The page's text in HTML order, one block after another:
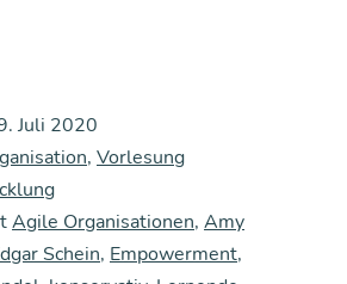
Juli 2020
, Vorlesung
Agile Organisationen, Amy
Schein, Empowerment,